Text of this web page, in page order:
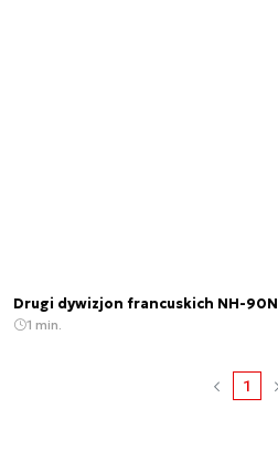
Drugi dywizjon francuskich NH-
1 min.
1